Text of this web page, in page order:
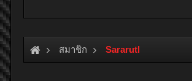
สมาชิก Sararutl